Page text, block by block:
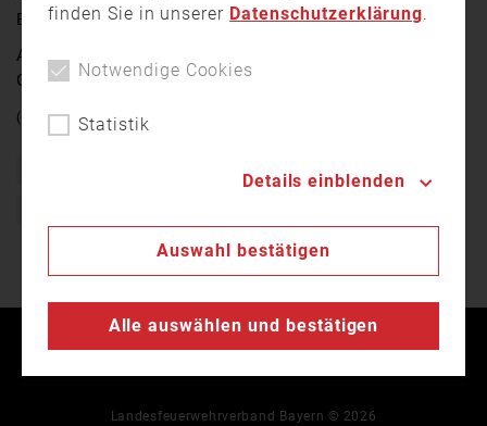
Brand.
Andere Bewohner des Reihenhauses sind nicht in
Gefahr gewesen.
(Quelle: Oberpfalz TV/ Kamera: Roland Wellenhöfer)
Feuerwehr
Kontakt Impressum Datenschutz
Landesfeuerwehrverband Bayern © 2026
finden Sie in unserer Datenschutzerklärung.
Notwendige Cookies
Statistik
Details einblenden
Auswahl bestätigen
Alle auswählen und bestätigen